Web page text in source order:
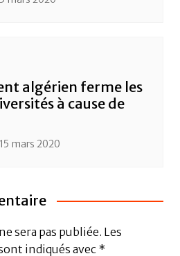
algérien ferme les
à cause de
15 mars 2020
sera pas publiée. Les
indiqués avec *